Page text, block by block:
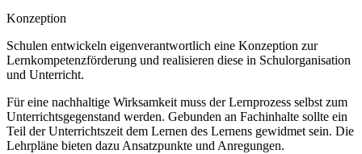
Konzeption
Schulen entwickeln eigenverantwortlich eine Konzeption zur
Lernkompetenzförderung und realisieren diese in Schulorganisation
und Unterricht.
Für eine nachhaltige Wirksamkeit muss der Lernprozess selbst zum
Unterrichtsgegenstand werden. Gebunden an Fachinhalte sollte ein
Teil der Unterrichtszeit dem Lernen des Lernens gewidmet sein. Die
Lehrpläne bieten dazu Ansatzpunkte und Anregungen.